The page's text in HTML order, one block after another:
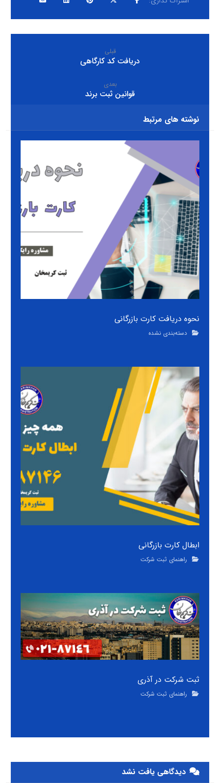
قبلی
دریافت کد کارگاهی
بعدی
قوانین ثبت برند
نوشته های مرتبط
نحوه دریافت کارت بازرگانی
دسته‌بندی نشده
ابطال کارت بازرگانی
راهنمای ثبت شرکت
ثبت شرکت در آذری
راهنمای ثبت شرکت
دیدگاهی یافت نشد